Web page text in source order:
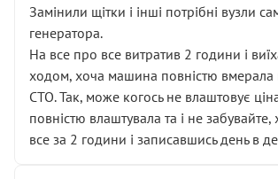
Замінили щітки і інші потрібні вузли
генератора.
На все про все витратив 2 години і
ходом, хоча машина повністю вмерала
СТО. Так, може когось не влаштовує
повністю влаштувала та і не
все за 2 години і записавшись день в